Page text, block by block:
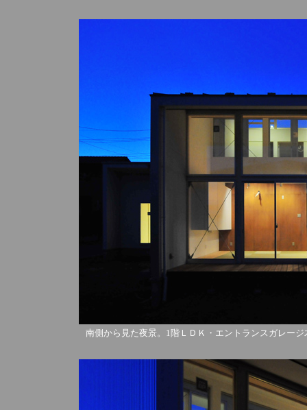
南側から見た夜景。1階ＬＤＫ・エントランスガレー